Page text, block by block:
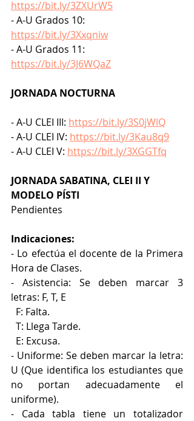
https://bit.ly/3ZXUrW5
- A-U Grados 10:
https://bit.ly/3Xxqniw
- A-U Grados 11:
https://bit.ly/3J6WQaZ
JORNADA NOCTURNA
- A-U CLEI III: https://bit.ly/3S0jWlQ
- A-U CLEI IV: https://bit.ly/3Kau8q9
- A-U CLEI V: https://bit.ly/3XGGTfq
JORNADA SABATINA, CLEI II Y
MODELO PÍSTI
Pendientes
Indicaciones:
- Lo efectúa el docente de la Primera
Hora de Clases.
- Asistencia: Se deben marcar 3
letras: F, T, E
  F: Falta.
  T: Llega Tarde.
  E: Excusa.
- Uniforme: Se deben marcar la letra:
U (Que identifica los estudiantes que
no portan adecuadamente el
uniforme).
- Cada tabla tiene un totalizador